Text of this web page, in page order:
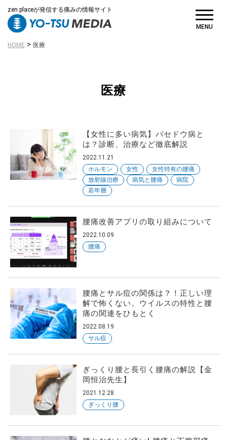
zen placeが発信する痛みの情報サイト
MENU
SNS フォローしてね
HOME > 医療
医療
【女性に多い病気】バセドウ病と
は？診断、治療など徹底解説
2022.11.21
ホルモン
女性
女性特有の腰痛
放射線治療
病気と腰痛
病院
若年層
腰痛改善アプリの取り組みについて
2022.10.09
腰痛
腰痛とサル痘の関係は？！正しい理
解で怖くない。ウイルスの特性と腰
痛の関連をひもとく
2022.08.19
サル痘
ぎっくり腰と長引く腰痛の解説【金
岡恒治先生】
2021.12.28
ぎっくり腰